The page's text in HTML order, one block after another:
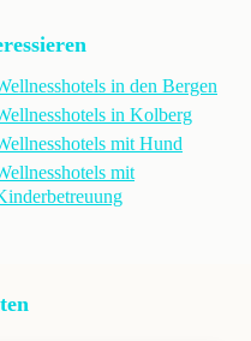
in den Bergen
in Kolberg
mit Hund
mit